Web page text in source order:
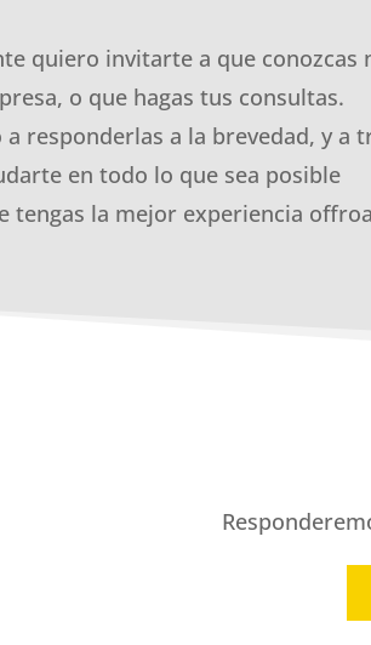
quiero invitarte a que conozcas
o que hagas tus consultas.
a responderlas a la brevedad, y a
en todo lo que sea posible
tengas la mejor experiencia